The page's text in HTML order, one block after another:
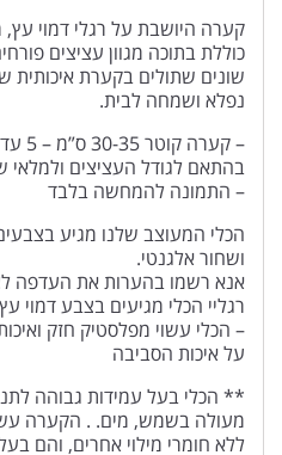
קערה היושבת על רגלי דמוי
כוללת בתוכה מגוון עציצים
שונים שתולים בקערת איכותית
נפלא ושמחה לבית.
בהתאם לגודל העציצים ולמלאי
– התמונה להמחשה בלבד
הכלי המעוצב שלנו מגיע
ושחור אלגנטי.
אנא רשמו בהערות את העדפה
רגליי הכלי מגיעים בצבע דמוי
– הכלי עשוי מפלסטיק חזק
על איכות הסביבה
** הכלי בעל עמידות גבוהה
ללא חומרי מילוי אחרים, והם